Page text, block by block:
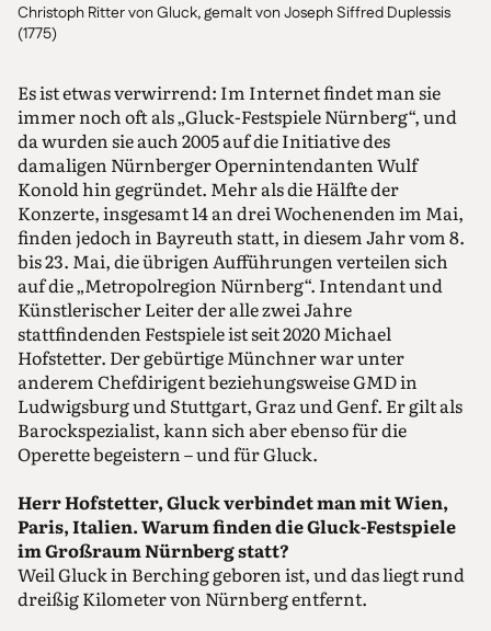
Christoph Ritter von Gluck, gemalt von Joseph Siffred Duplessis
(1775)
Es ist etwas verwirrend: Im Internet findet man sie
immer noch oft als „Gluck-Festspiele Nürnberg“, und
da wurden sie auch 2005 auf die Initiative des
damaligen Nürnberger Opernintendanten Wulf
Konold hin gegründet. Mehr als die Hälfte der
Konzerte, insgesamt 14 an drei Wochenenden im Mai,
finden jedoch in Bayreuth statt, in diesem Jahr vom 8.
bis 23. Mai, die übrigen Aufführungen verteilen sich
auf die „Metropolregion Nürnberg“. Intendant und
Künstlerischer Leiter der alle zwei Jahre
stattfindenden Festspiele ist seit 2020 Michael
Hofstetter. Der gebürtige Münchner war unter
anderem Chefdirigent beziehungsweise GMD in
Ludwigsburg und Stuttgart, Graz und Genf. Er gilt als
Barockspezialist, kann sich aber ebenso für die
Operette begeistern – und für Gluck.
Herr Hofstetter, Gluck verbindet man mit Wien,
Paris, Italien. Warum finden die Gluck-Festspiele
im Großraum Nürnberg statt?
Weil Gluck in Berching geboren ist, und das liegt rund
dreißig Kilometer von Nürnberg entfernt.